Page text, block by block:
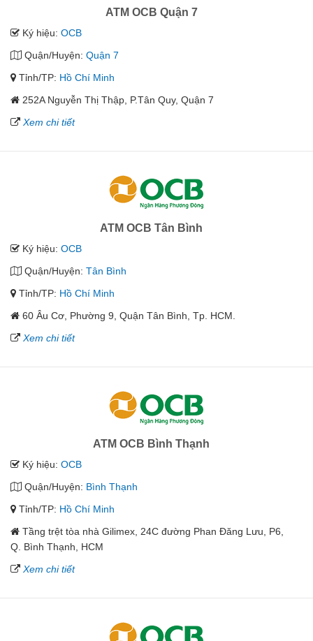
ATM OCB Quận 7
Ký hiệu: OCB
Quận/Huyện: Quận 7
Tỉnh/TP: Hồ Chí Minh
252A Nguyễn Thị Thập, P.Tân Quy, Quận 7
Xem chi tiết
ATM OCB Tân Bình
Ký hiệu: OCB
Quận/Huyện: Tân Bình
Tỉnh/TP: Hồ Chí Minh
60 Âu Cơ, Phường 9, Quận Tân Bình, Tp. HCM.
Xem chi tiết
ATM OCB Bình Thạnh
Ký hiệu: OCB
Quận/Huyện: Bình Thạnh
Tỉnh/TP: Hồ Chí Minh
Tầng trệt tòa nhà Gilimex, 24C đường Phan Đăng Lưu, P6,
Q. Bình Thạnh, HCM
Xem chi tiết